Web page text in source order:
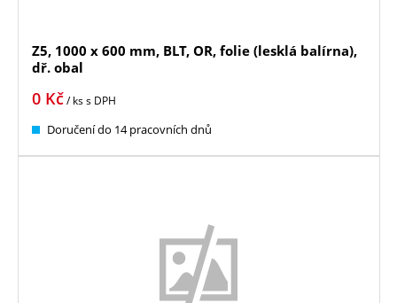
Z5, 1000 x 600 mm, BLT, OR, folie (lesklá balírna),
dř. obal
0 Kč/ kss DPH
Doručení do 14 pracovních dnů